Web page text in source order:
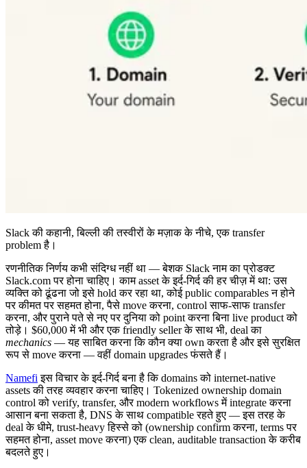
Slack की कहानी, बिल्ली की तस्वीरों के मज़ाक के नीचे, एक transfer
problem है।
रणनीतिक निर्णय कभी संदिग्ध नहीं था — बेशक Slack नाम का प्रोडक्ट
Slack.com पर होना चाहिए। काम asset के इर्द-गिर्द की हर चीज़ में था: उस
व्यक्ति को ढूंढना जो इसे hold कर रहा था, कोई public comparables न होने
पर कीमत पर सहमत होना, पैसे move करना, control साफ-साफ transfer
करना, और पुराने पते से नए पर दुनिया को point करना बिना live product को
तोड़े। $60,000 में भी और एक friendly seller के साथ भी, deal का
mechanics — यह साबित करना कि कौन क्या own करता है और इसे सुरक्षित
रूप से move करना — वहीं domain upgrades फंसते हैं।
Namefi इस विचार के इर्द-गिर्द बना है कि domains को internet-native
assets की तरह व्यवहार करना चाहिए। Tokenized ownership domain
control को verify, transfer, और modern workflows में integrate करना
आसान बना सकता है, DNS के साथ compatible रहते हुए — इस तरह के
deal के धीमे, trust-heavy हिस्से को (ownership confirm करना, terms पर
सहमत होना, asset move करना) एक clean, auditable transaction के करीब
बदलते हुए।